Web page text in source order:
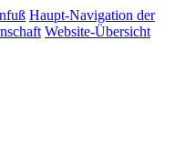
Haupt-Navigation der
Website-Übersicht